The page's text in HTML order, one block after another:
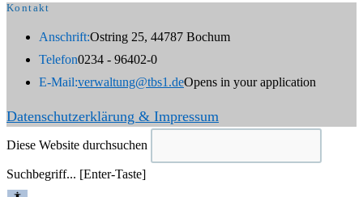
Kontakt
Anschrift:Ostring 25, 44787 Bochum
Telefon0234 - 96402-0
E-Mail:verwaltung@tbs1.deOpens in your application
Datenschutzerklärung & Impressum
Diese Website durchsuchen
Suchbegriff... [Enter-Taste]